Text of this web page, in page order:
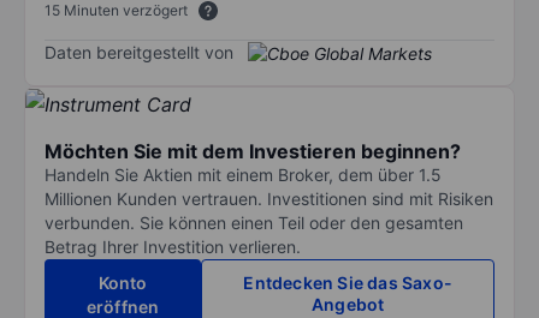
15 Minuten verzögert
Daten bereitgestellt von
Möchten Sie mit dem Investieren beginnen?
Handeln Sie Aktien mit einem Broker, dem über 1.5
Millionen Kunden vertrauen. Investitionen sind mit Risiken
verbunden. Sie können einen Teil oder den gesamten
Betrag Ihrer Investition verlieren.
Konto
eröffnen
Entdecken Sie das Saxo-
Angebot